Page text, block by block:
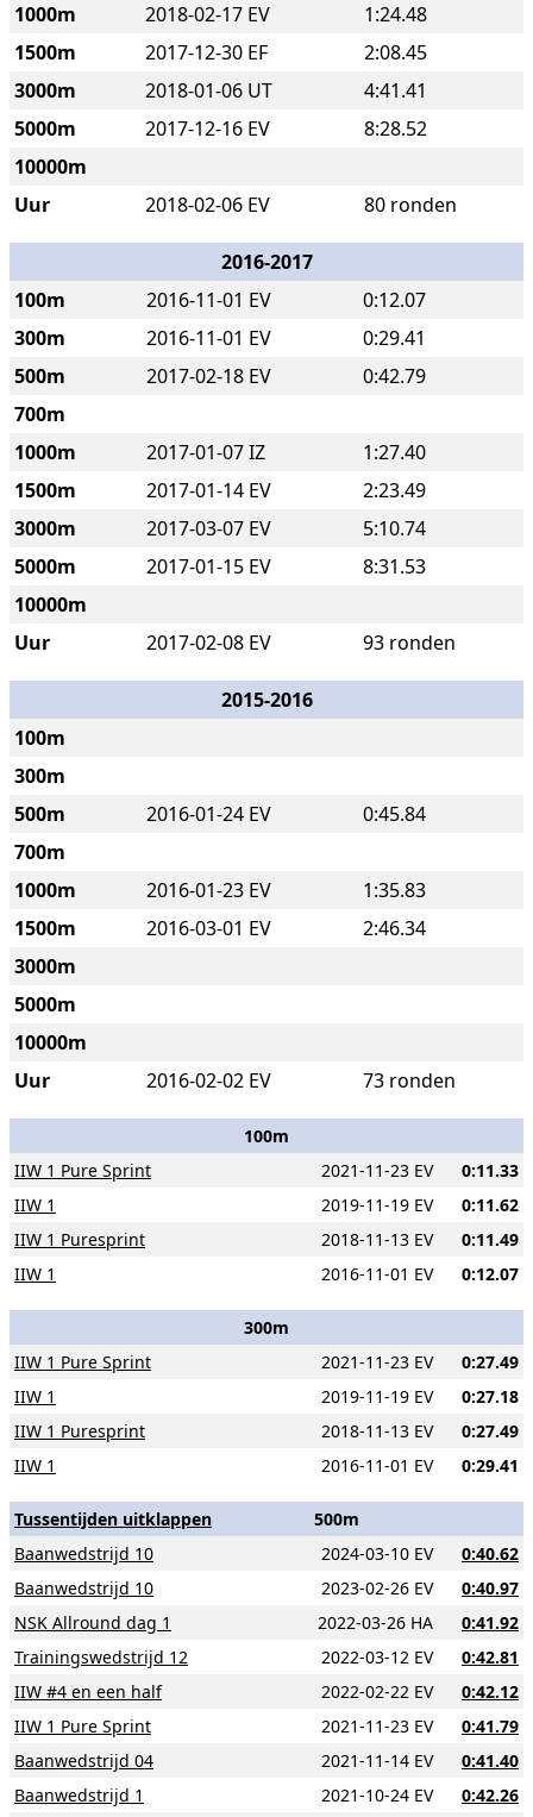
100m
IIW 1 Pure Sprint
2021-11-23 EV 0:11.33
IIW 1
2019-11-19 EV 0:11.62
IIW 1 Puresprint
2018-11-13 EV 0:11.49
IIW 1
2016-11-01 EV 0:12.07
300m
IIW 1 Pure Sprint
2021-11-23 EV 0:27.49
IIW 1
2019-11-19 EV 0:27.18
IIW 1 Puresprint
2018-11-13 EV 0:27.49
IIW 1
2016-11-01 EV 0:29.41
Tussentijden uitklappen
500m
Baanwedstrijd 10
2024-03-10 EV 0:40.62
Baanwedstrijd 10
2023-02-26 EV 0:40.97
NSK Allround dag 1
2022-03-26 HA 0:41.92
Trainingswedstrijd 12
2022-03-12 EV 0:42.81
IIW #4 en een half
2022-02-22 EV 0:42.12
IIW 1 Pure Sprint
2021-11-23 EV 0:41.79
Baanwedstrijd 04
2021-11-14 EV 0:41.40
Baanwedstrijd 1
2021-10-24 EV 0:42.26
1000m 2018-02-17 EV
1:24.48
1500m
2017-12-30 EF
2:08.45
3000m
2018-01-06 UT
4:41.41
5000m
2017-12-16 EV
8:28.52
10000m
Uur
2018-02-06 EV 80 ronden
2016-2017
100m
2016-11-01 EV
0:12.07
300m
2016-11-01 EV
0:29.41
500m
2017-02-18 EV
0:42.79
700m
1000m
2017-01-07 IZ
1:27.40
1500m
2017-01-14 EV
2:23.49
3000m
2017-03-07 EV
5:10.74
5000m
2017-01-15 EV
8:31.53
10000m
Uur
2017-02-08 EV 93 ronden
2015-2016
100m
300m
500m
2016-01-24 EV
0:45.84
700m
1000m
2016-01-23 EV
1:35.83
1500m
2016-03-01 EV
2:46.34
3000m
5000m
10000m
Uur
2016-02-02 EV 73 ronden